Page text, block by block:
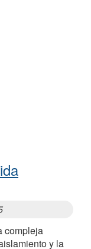
compleja
y la